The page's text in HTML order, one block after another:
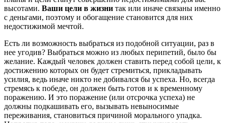
высотами. Ваши цели в жизни так или иначе связаны именно
с деньгами, поэтому и обогащение становится для них
недостижимой мечтой.
Есть ли возможность выбраться из подобной ситуации, раз в
нее угодив? Выбраться можно из любых перипетий, было бы
желание. Каждый человек должен ставить перед собой цели, к
достижению которых он будет стремиться, прикладывать
усилия, ведь иначе никто не добивался бы успеха. Но, всегда
стремясь к победе, он должен быть готов и к временному
поражению. И это поражение (или отсрочка успеха) не
должны подкашивать его, вызывать невыносимые
переживания, становиться причиной морального упадка.